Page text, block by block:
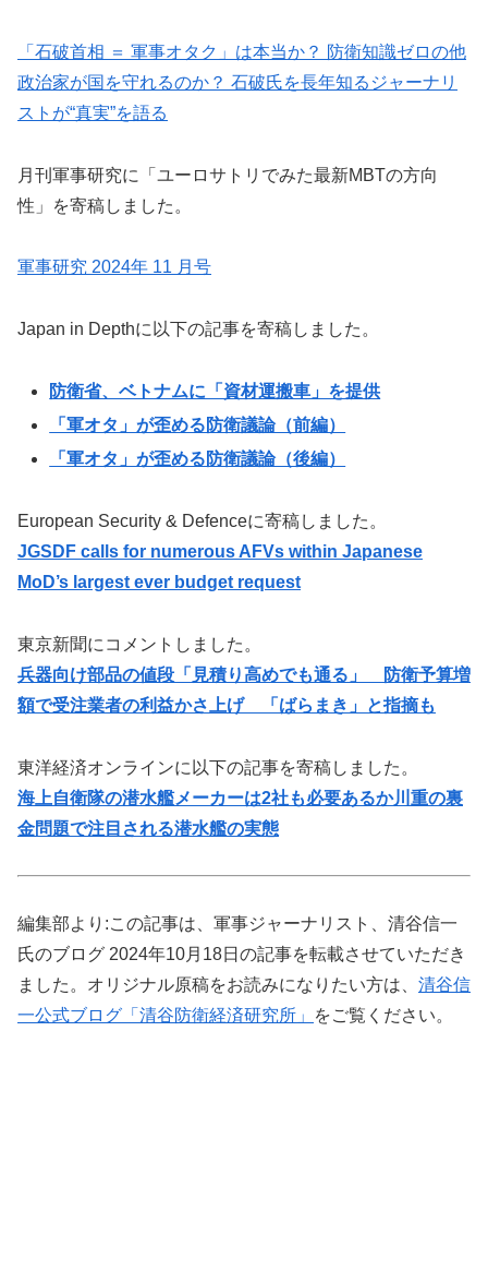
「石破首相 ＝ 軍事オタク」は本当か？ 防衛知識ゼロの他
政治家が国を守れるのか？ 石破氏を長年知るジャーナリ
ストが“真実”を語る
月刊軍事研究に「ユーロサトリでみた最新MBTの方向
性」を寄稿しました。
軍事研究 2024年 11 月号
Japan in Depthに以下の記事を寄稿しました。
防衛省、ベトナムに「資材運搬車」を提供
「軍オタ」が歪める防衛議論（前編）
「軍オタ」が歪める防衛議論（後編）
European Security & Defenceに寄稿しました。
JGSDF calls for numerous AFVs within Japanese
MoD’s largest ever budget request
東京新聞にコメントしました。
兵器向け部品の値段「見積り高めでも通る」 防衛予算増
額で受注業者の利益かさ上げ 「ばらまき」と指摘も
東洋経済オンラインに以下の記事を寄稿しました。
海上自衛隊の潜水艦メーカーは2社も必要あるか川重の裏
金問題で注目される潜水艦の実態
編集部より:この記事は、軍事ジャーナリスト、清谷信一
氏のブログ 2024年10月18日の記事を転載させていただき
ました。オリジナル原稿をお読みになりたい方は、 清谷信
一公式ブログ「清谷防衛経済研究所」
をご覧ください。